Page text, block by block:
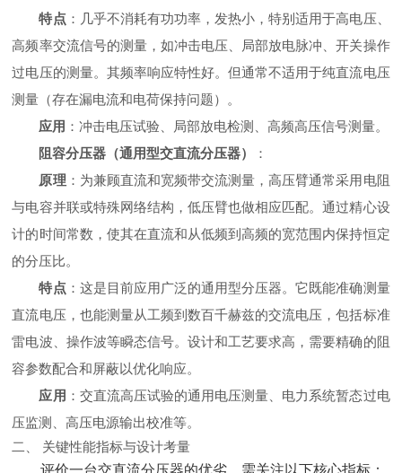
特点‌：几乎不消耗有功功率，发热小，特别适用于高电压、
高频率交流信号的测量，如冲击电压、局部放电脉冲、开关操作
过电压的测量。其频率响应特性好。但通常不适用于纯直流电压
测量（存在漏电流和电荷保持问题）。
应用 ‌：冲击电压试验、局部放电检测、高频高压信号测量。
阻容分压器（通用型交直流分压器）
‌：
原理 ‌：为兼顾直流和宽频带交流测量，高压臂通常采用电阻
与电容并联或特殊网络结构，低压臂也做相应匹配。通过精心设
计的时间常数，使其在直流和从低频到高频的宽范围内保持恒定
的分压比。
特点‌：这是目前应用广泛的通用型分压器。它既能准确测量
直流电压，也能测量从工频到数百千赫兹的交流电压，包括标准
雷电波、操作波等瞬态信号。设计和工艺要求高，需要精确的阻
容参数配合和屏蔽以优化响应。
应用 ‌：交直流高压试验的通用电压测量、电力系统暂态过电
压监测、高压电源输出校准等。
二、 关键性能指标与设计考量
评价一台交直流分压器的优劣，需关注以下核心指标：